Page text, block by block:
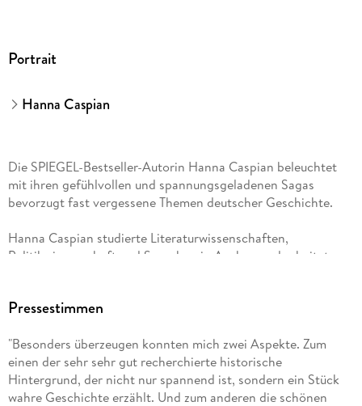
Portrait
Hanna Caspian
Die SPIEGEL-Bestseller-Autorin Hanna Caspian beleuchtet
mit ihren gefühlvollen und spannungsgeladenen Sagas
bevorzugt fast vergessene Themen deutscher Geschichte.
Hanna Caspian studierte Literaturwissenschaften,
Politikwissenschaft und Sprachen in Aachen und arbeitete
gerade durch die Weltgeschichte reist.
Pressestimmen
"Besonders überzeugen konnten mich zwei Aspekte. Zum
einen der sehr sehr gut recherchierte historische
Hintergrund, der nicht nur spannend ist, sondern ein Stück
wahre Geschichte erzählt. Und zum anderen die schönen